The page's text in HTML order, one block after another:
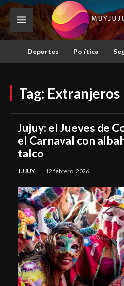
Deportes Política
Tag: Extranjeros
Jujuy: el Jueves de
el Carnaval con
talco
JUJUY 12 febrero, 2026